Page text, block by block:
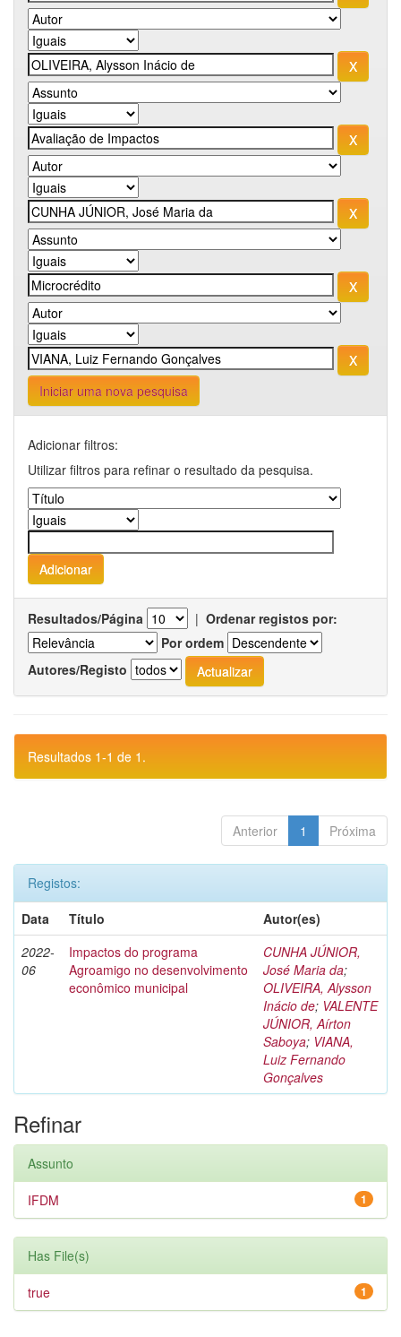
Iniciar uma nova pesquisa
Adicionar filtros:
Utilizar filtros para refinar o resultado da pesquisa.
Resultados/Página | Ordenar registos por:
Por ordem
Autores/Registo
Resultados 1-1 de 1.
Anterior 1 Próxima
Registos:
Data
Título
Autor(es)
2022-
06
Impactos do programa
Agroamigo no desenvolvimento
econômico municipal
CUNHA JÚNIOR,
José Maria da;
OLIVEIRA, Alysson
Inácio de; VALENTE
JÚNIOR, Aírton
Saboya; VIANA,
Luiz Fernando
Gonçalves
Refinar
Assunto
1
IFDM
Has File(s)
1
true